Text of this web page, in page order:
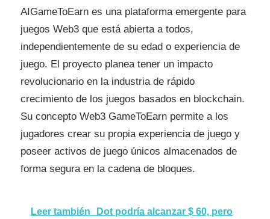
AIGameToEarn es una plataforma emergente para
juegos Web3 que está abierta a todos,
independientemente de su edad o experiencia de
juego. El proyecto planea tener un impacto
revolucionario en la industria de rápido
crecimiento de los juegos basados ​​en blockchain.
Su concepto Web3 GameToEarn permite a los
jugadores crear su propia experiencia de juego y
poseer activos de juego únicos almacenados de
forma segura en la cadena de bloques.
Leer también
Dot podría alcanzar $ 60, pero